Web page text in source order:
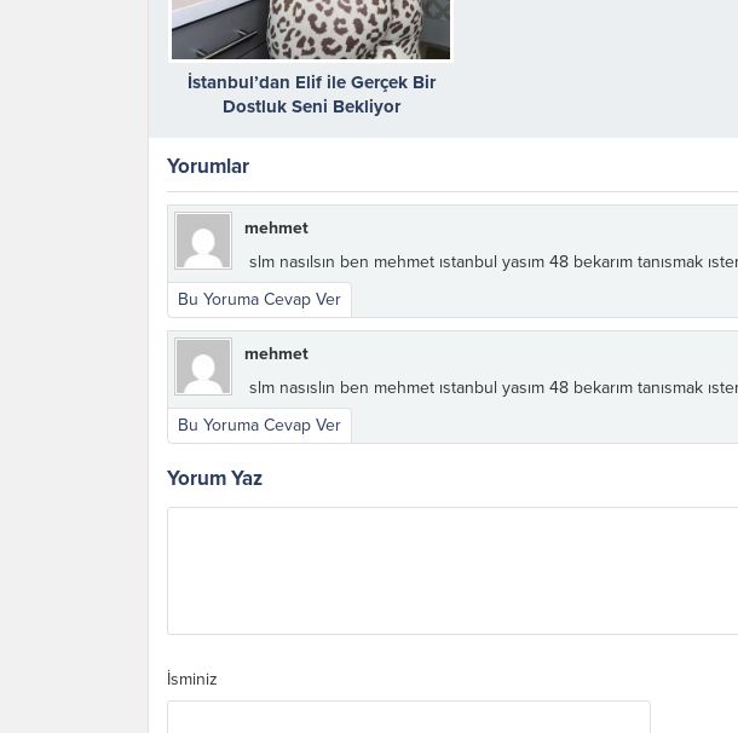
İstanbul’dan Elif ile Gerçek Bir
Dostluk Seni Bekliyor
Yorumlar
mehmet
slm nasılsın ben mehmet ıstanbul yasım 48 bekarım tanısmak
Bu Yoruma Cevap Ver
mehmet
slm nasıslın ben mehmet ıstanbul yasım 48 bekarım tanısmak
Bu Yoruma Cevap Ver
Yorum Yaz
İsminiz